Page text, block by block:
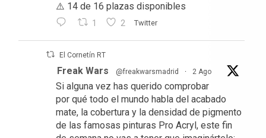
⚠️ 14 de 16 plazas disponibles
1 2 Twitter
El Cornetín RT
Freak Wars @freakwarsmadrid · 2 Ago
Si alguna vez has querido comprobar
por qué todo el mundo habla del acabado
mate, la cobertura y la densidad de pigmento
de las famosas pinturas Pro Acryl, este fin